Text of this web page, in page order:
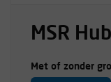
MSR
Met of zonder